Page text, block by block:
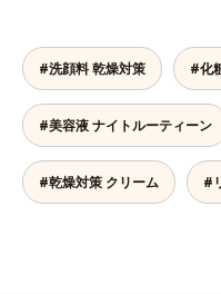
になじませると、自然とその動
導くこだわりのテクスチャーを採
しました。厚みとコクのあるリッ
なテクスチャーがとろけるように
をつつみこみ、安らぎのリラック
タイムをもたらします。さらに
おいを守りながらメイク汚れだ
#洗顔料 乾燥対策 #化
#美容液 ナイトルーティーン
#乾燥対策 クリーム #